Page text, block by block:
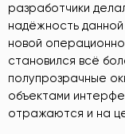
разработчики
надёжность
новой
становился всё
полупрозрачные
объектами
отражаются и на